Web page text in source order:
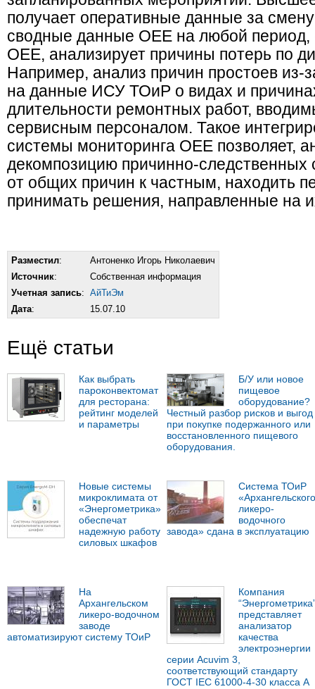
получает оперативные данные за
сводные данные OEE на любой период,
OEE, анализирует причины потерь по
Например, анализ причин простоев из-
на данные ИСУ ТОиР о видах и
длительности ремонтных работ,
сервисным персоналом. Такое
системы мониторинга OEE позволяет,
декомпозицию причинно-следственных
от общих причин к частным, находить
принимать решения, направленные на
Разместил:
Антоненко Игорь Николаевич
Источник:
Собственная информация
Учетная запись: АйТиЭм
Дата: 15.07.10
Ещё статьи
Как выбрать
пароконвектомат
для ресторана:
рейтинг моделей
и параметры
Б/У или новое
пищевое
оборудование?
Честный разбор рисков и выгод
при покупке подержанного или
восстановленного пищевого
оборудования.
Новые системы
микроклимата от
«Энергометрика»
обеспечат
надежную работу
силовых шкафов
Система ТОиР
«Архангельского
ликеро-
водочного
завода» сдана в эксплуатацию
На
Архангельском
ликеро-водочном
заводе
автоматизируют систему ТОиР
Компания
представляет
анализатор
качества
электроэнергии
серии Acuvim 3,
соответствующий стандарту
ГОСТ IEC 61000-4-30 класса А